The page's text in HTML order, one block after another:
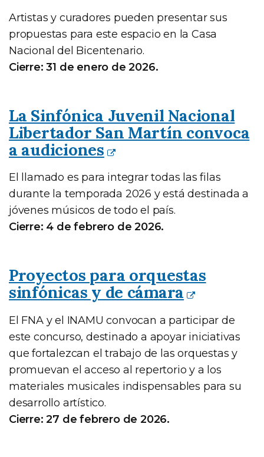
Artistas y curadores pueden presentar sus
propuestas para este espacio en la Casa
Nacional del Bicentenario.
Cierre: 31 de enero de 2026.
La Sinfónica Juvenil Nacional
Libertador San Martín convoca
a audiciones
El llamado es para integrar todas las filas
durante la temporada 2026 y está destinada a
jóvenes músicos de todo el país.
Cierre: 4 de febrero de 2026.
Proyectos para orquestas
sinfónicas y de cámara
El FNA y el INAMU convocan a participar de
este concurso, destinado a apoyar iniciativas
que fortalezcan el trabajo de las orquestas y
promuevan el acceso al repertorio y a los
materiales musicales indispensables para su
desarrollo artístico.
Cierre: 27 de febrero de 2026.